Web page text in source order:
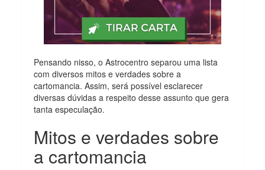
Pensando nisso, o Astrocentro separou uma lista
com diversos mitos e verdades sobre a
cartomancia. Assim, será possível esclarecer
diversas dúvidas a respeito desse assunto que gera
tanta especulação.
Mitos e verdades sobre
a cartomancia